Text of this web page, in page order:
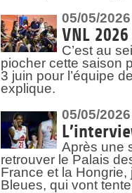
05/05/2026
VNL
C’est au
piocher cette saison
3 juin pour l’équipe
explique.
05/05/2026
Après une
retrouver le Palais
France et la Hongrie,
Bleues, qui vont